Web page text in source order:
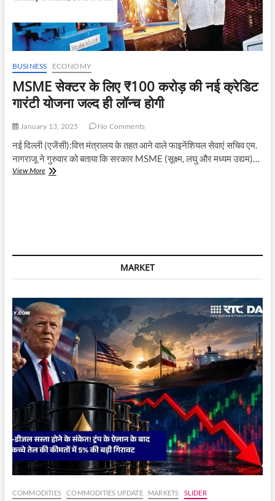
BUSINESS ECONOMY
MSME सेक्टर के लिए ₹100 करोड़ की नई क्रेडिट
गारंटी योजना जल्द ही लॉन्च होगी
January 13, 2025 No Comments
नई दिल्ली (एजेंसी):वित्त मंत्रालय के तहत आने वाले फाइनेंशियल सेवाएं सचिव एम.
नागराजू ने गुरुवार को बताया कि सरकार MSME (सूक्ष्म, लघु और मध्यम उद्यम)…
View MoreMSME
क्रेडिट
योजना
ही
लॉन्च
होगी
MARKET
COMMODITIES COMMODITIES UPDATE MARKETS SLIDER